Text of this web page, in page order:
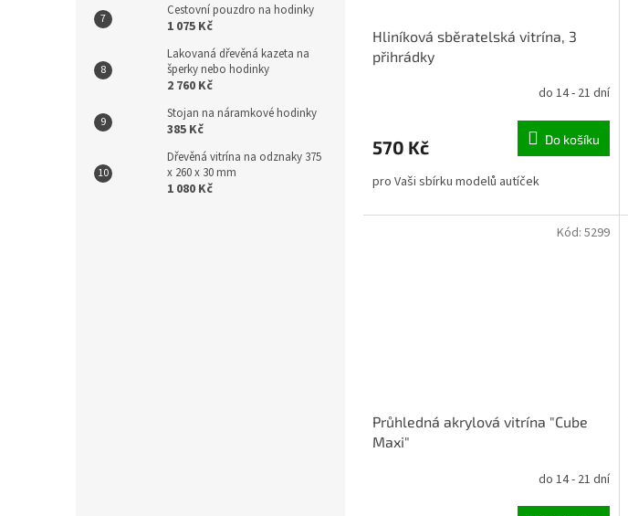
Cestovní pouzdro na hodinky
1 075 Kč
Lakovaná dřevěná kazeta na
šperky nebo hodinky
2 760 Kč
Stojan na náramkové hodinky
385 Kč
Dřevěná vitrína na odznaky 375
x 260 x 30 mm
1 080 Kč
Hliníková sběratelská vitrína, 3
přihrádky
do 14 - 21 dní
570 Kč Do košíku
pro Vaši sbírku modelů autíček
Průhledná akrylová vitrína "Cube
Maxi"
do 14 - 21 dní
Kód: 5299